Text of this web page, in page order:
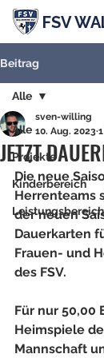
FSV
Beitrag
Alle
Projekte
Kinderbereich
Leistungsbereich
Alle
JETZT
sven-willing
10. Aug. 2023
Die neue
Herrenteams
der neuen
Dauerkarten
Frauen- und
des FSV.
Für nur 50,00
Heimspiele
Mannschaft